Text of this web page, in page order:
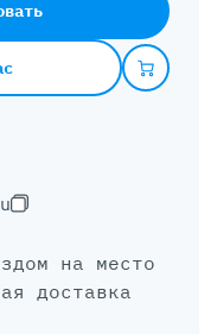
на место
доставка